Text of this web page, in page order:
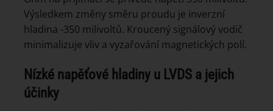
Výsledkem změny směru proudu je inverzní
hladina -350 milivoltů. Kroucený signálový vodič
minimalizuje vliv a vyzařování magnetických polí.
Nízké napěťové hladiny u LVDS a jejich
účinky